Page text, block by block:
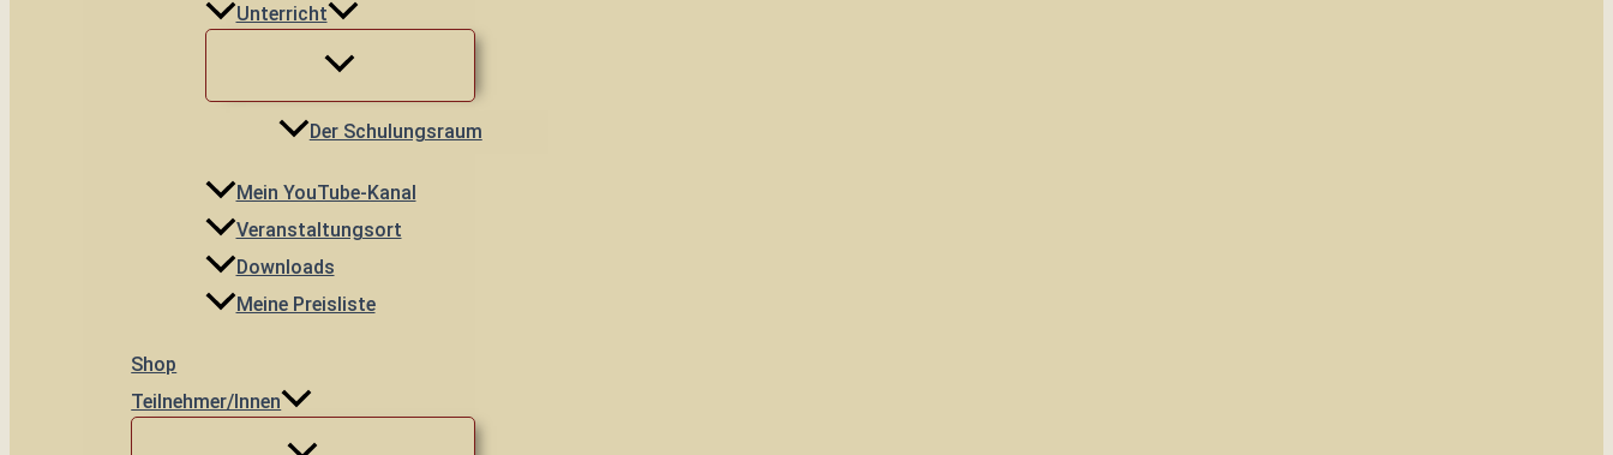
Unterricht
Der Schulungsraum
Mein YouTube-Kanal
Veranstaltungsort
Downloads
Meine Preisliste
Shop
Teilnehmer/innen